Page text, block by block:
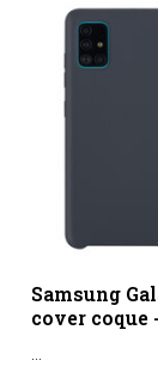
Samsung
cover coque
...